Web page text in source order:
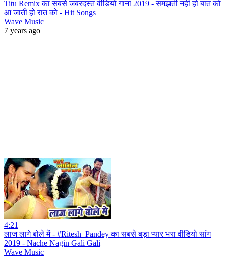
Titu Remix का सबसे जबरदस्त वीडियो गाना 2019 - समझती नहीं हो बात को
आ जाती हो रात को - Hit Songs
Wave Music
7 years ago
4:21
लाज लागे बोले में - #Ritesh_Pandey का सबसे बड़ा प्यार भरा वीडियो सांग
2019 - Nache Nagin Gali Gali
Wave Music